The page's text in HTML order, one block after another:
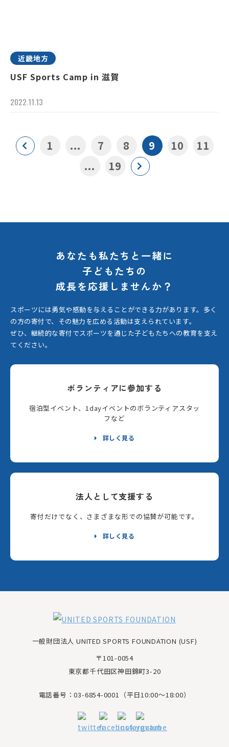
近畿地方
USF Sports Camp in 滋賀
2022.11.13
1 ... 7 8 9 10
11
...
19
あなたも私たちと一緒に
子どもたちの
成長を応援しませんか？
スポーツには勇気や感動を与えることができる力があります。 多く
の方の寄付で、その魅力を広める活動は支えられています。
ぜひ、継続的な寄付でスポーツを通じた子どもたちへの教育を支え
てください。
ボランティアに参加する
宿泊型イベント、1dayイベントのボランティアスタッ
フなど
詳しく見る
法人として支援する
寄付だけでなく、さまざまな形での協賛が可能です。
詳しく見る
一般財団法人 UNITED SPORTS FOUNDATION (USF)
〒101-0054
東京都千代田区神田錦町3-20
電話番号：03-6854-0001（平日10:00～18:00）